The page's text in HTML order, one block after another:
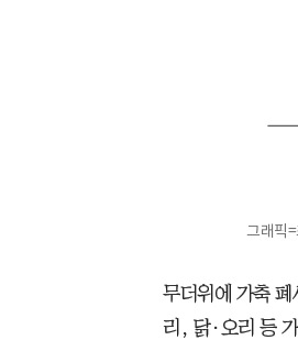
그래픽
무더위에 가축
리, 닭·오리 등